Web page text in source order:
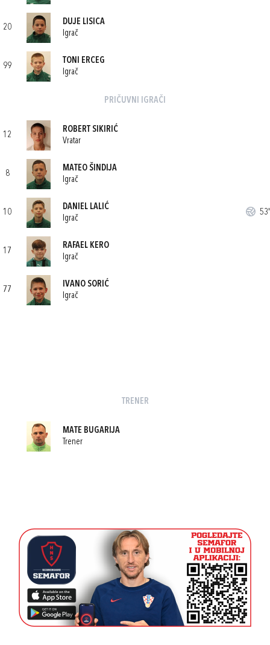
20
DUJE LISICA
Igrač
99
TONI ERCEG
Igrač
PRIČUVNI IGRAČI
12
ROBERT SIKIRIĆ
Vratar
8
MATEO ŠINDIJA
Igrač
10
DANIEL LALIĆ
Igrač
53'
17
RAFAEL KERO
Igrač
77
IVANO SORIĆ
Igrač
TRENER
MATE BUGARIJA
Trener